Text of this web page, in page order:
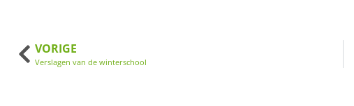
VORIGE
Verslagen van de winterschool